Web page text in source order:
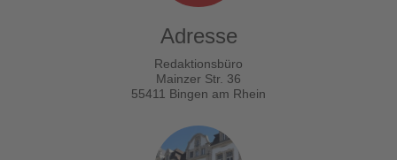
Adresse
Redaktionsbüro
Mainzer Str. 36
55411 Bingen am Rhein